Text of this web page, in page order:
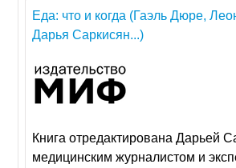
Еда: что и когда (Гаэль Дюре,
Дарья Саркисян...)
Книга отредактирована Дарьей
медицинским журналистом и